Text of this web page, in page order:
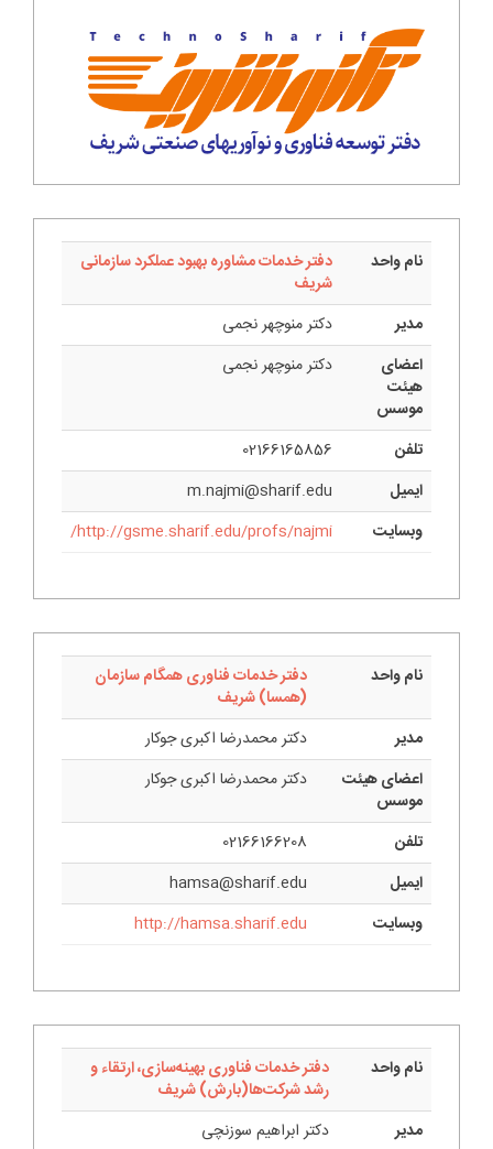
نام واحد
دفتر خدمات مشاوره بهبود عملکرد سازمانی
شریف
مدیر
دکتر منوچهر نجمی
اعضای
هیئت
موسس
دکتر منوچهر نجمی
تلفن
02166165856
ایمیل
m.najmi@sharif.edu
وبسایت
http://gsme.sharif.edu/profs/najmi/
نام واحد
دفتر خدمات فناوری همگام سازمان
(همسا) شريف
مدیر
دکتر محمدرضا اکبری جوکار
اعضای هیئت
موسس
دکتر محمدرضا اکبری جوکار
تلفن
02166166208
ایمیل
hamsa@sharif.edu
وبسایت
http://hamsa.sharif.edu
نام واحد
دفتر خدمات فناوری بهینه‌سازی، ارتقاء و
رشد شرکت‌ها(بارش) شریف
مدیر
دکتر ابراهیم سوزنچی